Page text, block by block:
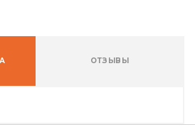
ОТЗЫВЫ